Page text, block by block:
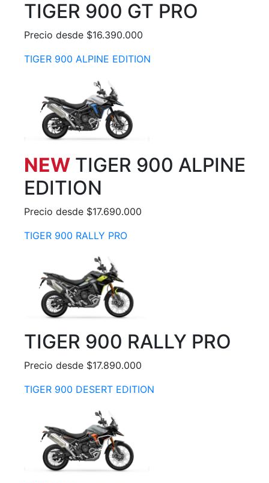
TIGER 900 GT PRO
Precio desde $16.390.000
TIGER 900 ALPINE EDITION
NEW TIGER 900 ALPINE
EDITION
Precio desde $17.690.000
TIGER 900 RALLY PRO
TIGER 900 RALLY PRO
Precio desde $17.890.000
TIGER 900 DESERT EDITION